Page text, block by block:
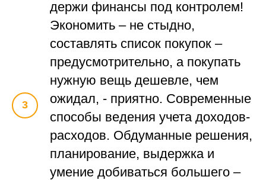
держи финансы под контролем!
Экономить – не стыдно,
составлять список покупок –
предусмотрительно, а покупать
нужную вещь дешевле, чем
ожидал, - приятно. Современные
способы ведения учета доходов-
расходов. Обдуманные решения,
планирование, выдержка и
умение добиваться большего –